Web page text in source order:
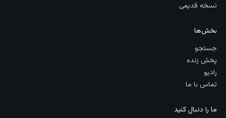
نسخه قدیمی
بخش‌ها
جستجو
پخش زنده
رادیو
تماس با ما
ما را دنبال کنید